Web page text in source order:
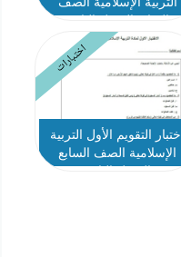
اختبارات
اختبار التقويم الأول التربية
الإسلامية الصف السابع